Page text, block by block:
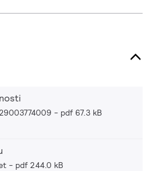
pdf 67.3 kB
pdf 244.0 kB